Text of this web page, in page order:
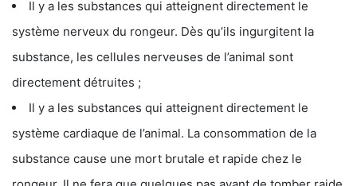
Il y a les substances qui atteignent directement le
système nerveux du rongeur. Dès qu’ils ingurgitent la
substance, les cellules nerveuses de l’animal sont
directement détruites ;
Il y a les substances qui atteignent directement le
système cardiaque de l’animal. La consommation de la
substance cause une mort brutale et rapide chez le